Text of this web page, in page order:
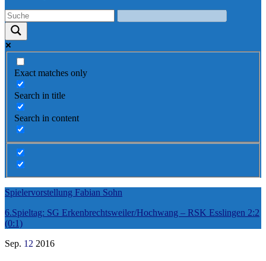
Exact matches only
Search in title
Search in content
Spielervorstellung Fabian Sohn
6.Spieltag: SG Erkenbrechtsweiler/Hochwang – RSK Esslingen 2:2
(0:1)
Sep. 12 2016